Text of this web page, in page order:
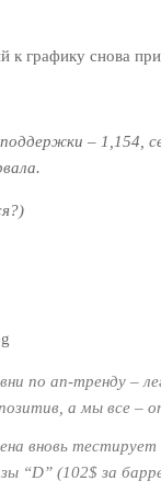
к графику снова
– 1,154,
по ап-тренду –
а мы все –
вновь
“D” (102$ за